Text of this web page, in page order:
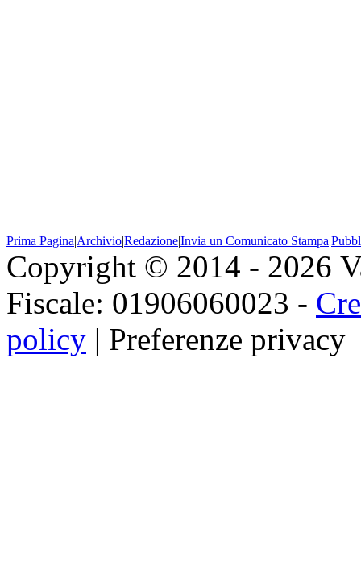
Prima Pagina|Archivio|Redazione|Invia un Comunicato Stampa|
Copyright © 2014 - 2026
Fiscale: 01906060023 -
policy | Preferenze privacy